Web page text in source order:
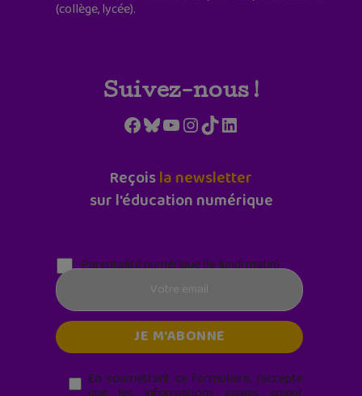
(collège, lycée).
Suivez-nous !
Facebook
Bluesky
YouTube
Instagram
TikTokLinkedIn
Reçoisla newsletter
sur l'éducation numérique
Parentalité numérique (le lundi matin)
En soumettant ce formulaire, j’accepte